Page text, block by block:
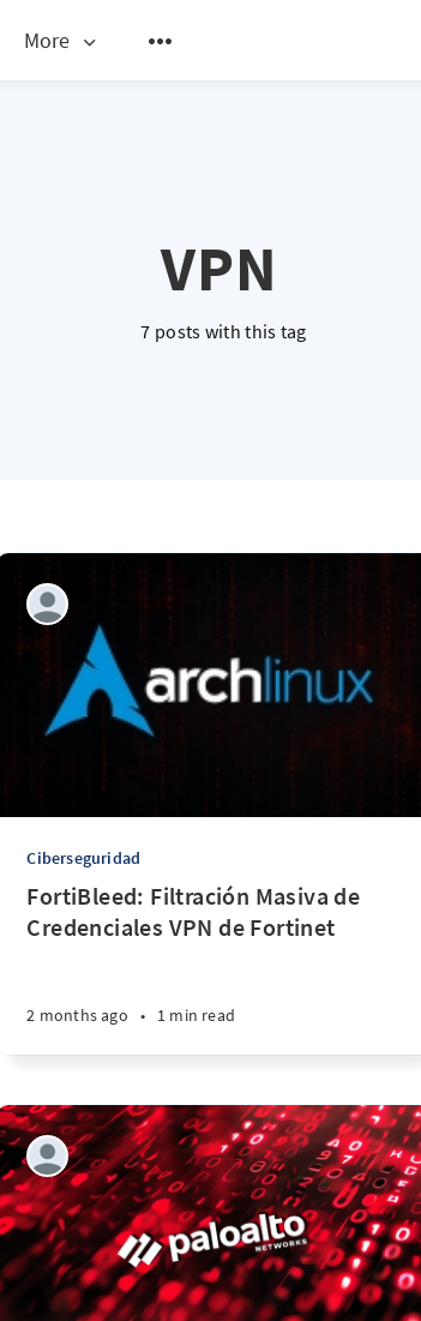
More
VPN
7 posts with this tag
Ciberseguridad
FortiBleed: Filtración Masiva de
Credenciales VPN de Fortinet
2 months ago • 1 min read